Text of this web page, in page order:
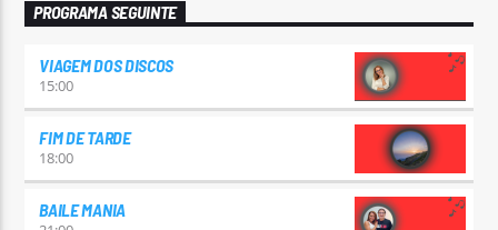
PROGRAMA SEGUINTE
VIAGEM DOS DISCOS
15:00
FIM DE TARDE
18:00
BAILE MANIA